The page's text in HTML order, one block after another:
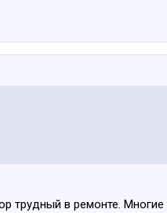
трудный в ремонте.